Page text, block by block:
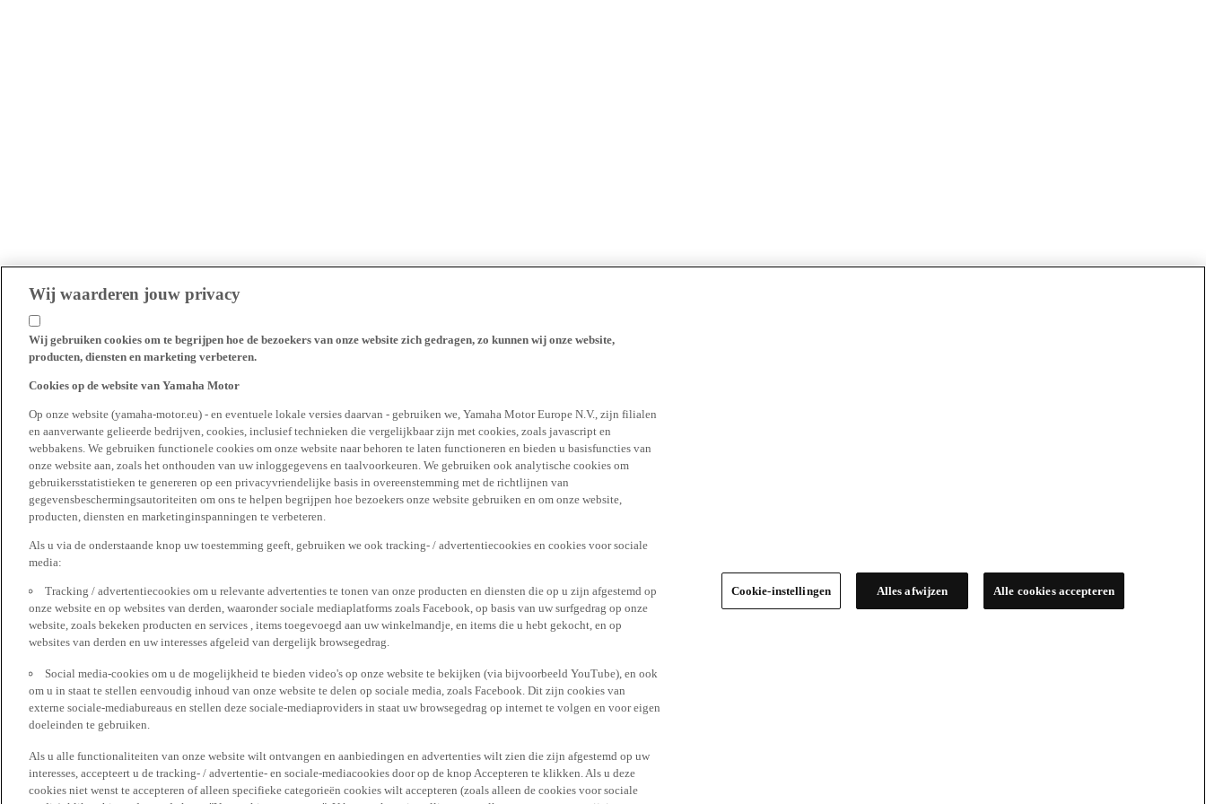
Wij waarderen jouw privacy
Wij gebruiken cookies om te begrijpen hoe de bezoekers van onze website zich gedragen, zo kunnen wij onze website,
producten, diensten en marketing verbeteren.
Cookies op de website van Yamaha Motor
Op onze website (yamaha-motor.eu) - en eventuele lokale versies daarvan - gebruiken we, Yamaha Motor Europe N.V., zijn filialen
en aanverwante gelieerde bedrijven, cookies, inclusief technieken die vergelijkbaar zijn met cookies, zoals javascript en
webbakens. We gebruiken functionele cookies om onze website naar behoren te laten functioneren en bieden u basisfuncties van
onze website aan, zoals het onthouden van uw inloggegevens en taalvoorkeuren. We gebruiken ook analytische cookies om
gebruikersstatistieken te genereren op een privacyvriendelijke basis in overeenstemming met de richtlijnen van
gegevensbeschermingsautoriteiten om ons te helpen begrijpen hoe bezoekers onze website gebruiken en om onze website,
producten, diensten en marketinginspanningen te verbeteren.
Als u via de onderstaande knop uw toestemming geeft, gebruiken we ook tracking- / advertentiecookies en cookies voor sociale
media:
Tracking / advertentiecookies om u relevante advertenties te tonen van onze producten en diensten die op u zijn afgestemd op
onze website en op websites van derden, waaronder sociale mediaplatforms zoals Facebook, op basis van uw surfgedrag op onze
website, zoals bekeken producten en services , items toegevoegd aan uw winkelmandje, en items die u hebt gekocht, en op
websites van derden en uw interesses afgeleid van dergelijk browsegedrag.
Social media-cookies om u de mogelijkheid te bieden video's op onze website te bekijken (via bijvoorbeeld YouTube), en ook
om u in staat te stellen eenvoudig inhoud van onze website te delen op sociale media, zoals Facebook. Dit zijn cookies van
externe sociale-mediabureaus en stellen deze sociale-mediaproviders in staat uw browsegedrag op internet te volgen en voor eigen
doeleinden te gebruiken.
Als u alle functionaliteiten van onze website wilt ontvangen en aanbiedingen en advertenties wilt zien die zijn afgestemd op uw
interesses, accepteert u de tracking- / advertentie- en sociale-mediacookies door op de knop Accepteren te klikken. Als u deze
cookies niet wenst te accepteren of alleen specifieke categorieën cookies wilt accepteren (zoals alleen de cookies voor sociale
Cookie-instellingen Alles afwijzen Alle cookies accepteren